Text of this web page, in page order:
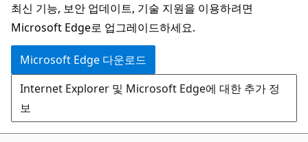
츠
로
건
너
뛰
기
최신 기능, 보안 업데이트, 기술 지원을 이용하려면
Microsoft Edge로 업그레이드하세요.
Microsoft Edge 다운로드
Internet Explorer 및 Microsoft Edge에 대한 추가 정
보